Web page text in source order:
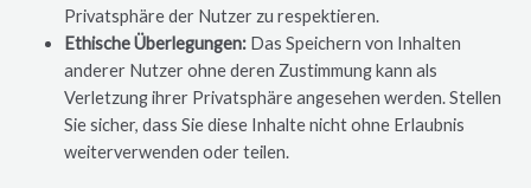
Privatsphäre der Nutzer zu respektieren.
Ethische Überlegungen:Das Speichern von Inhalten
anderer Nutzer ohne deren Zustimmung kann als
Verletzung ihrer Privatsphäre angesehen werden. Stellen
Sie sicher, dass Sie diese Inhalte nicht ohne Erlaubnis
weiterverwenden oder teilen.